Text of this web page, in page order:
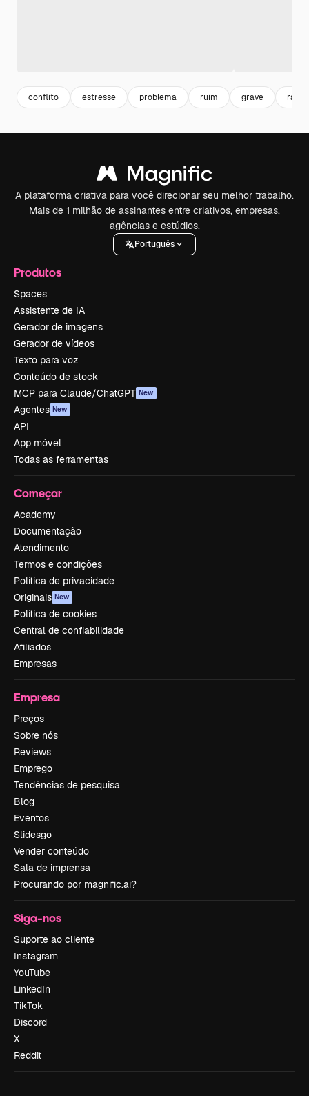
conflito estresse problema ruim grave raiva
A plataforma criativa para você direcionar seu melhor trabalho.
Mais de 1 milhão de assinantes entre criativos, empresas,
agências e estúdios.
Português
Produtos
Spaces
Assistente de IA
Gerador de imagens
Gerador de vídeos
Texto para voz
Conteúdo de stock
MCP para Claude/ChatGPT New
Agentes New
API
App móvel
Todas as ferramentas
Começar
Academy
Documentação
Atendimento
Termos e condições
Política de privacidade
Originais New
Política de cookies
Central de confiabilidade
Afiliados
Empresas
Empresa
Preços
Sobre nós
Reviews
Emprego
Tendências de pesquisa
Blog
Eventos
Slidesgo
Vender conteúdo
Sala de imprensa
Procurando por magnific.ai?
Siga-nos
Suporte ao cliente
Instagram
YouTube
LinkedIn
TikTok
Discord
X
Reddit